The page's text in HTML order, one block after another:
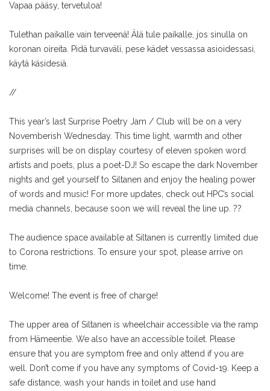
Vapaa pääsy, tervetuloa!
Tulethan paikalle vain terveenä! Älä tule paikalle, jos sinulla on
koronan oireita. Pidä turvaväli, pese kädet vessassa asioidessasi,
käytä käsidesiä.
//
This year’s last Surprise Poetry Jam / Club will be on a very
Novemberish Wednesday. This time light, warmth and other
surprises will be on display courtesy of eleven spoken word
artists and poets, plus a poet-DJ! So escape the dark November
nights and get yourself to Siltanen and enjoy the healing power
of words and music! For more updates, check out HPC’s social
media channels, because soon we will reveal the line up. ??
The audience space available at Siltanen is currently limited due
to Corona restrictions. To ensure your spot, please arrive on
time.
Welcome! The event is free of charge!
The upper area of Siltanen is wheelchair accessible via the ramp
from Hämeentie. We also have an accessible toilet. Please
ensure that you are symptom free and only attend if you are
well. Don’t come if you have any symptoms of Covid-19. Keep a
safe distance, wash your hands in toilet and use hand